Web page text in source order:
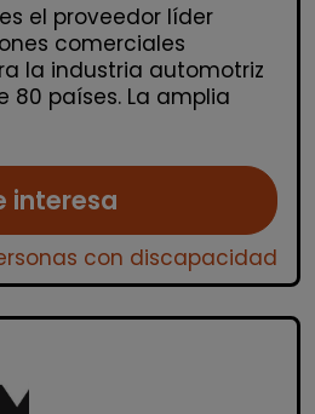
el proveedor líder
comerciales
la industria automotriz
80 países. La amplia
interesa
con discapacidad